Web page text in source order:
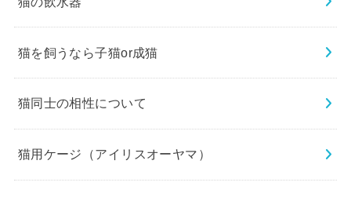
猫を飼うなら子猫or成猫
猫同士の相性について
猫用ケージ（アイリスオーヤマ）